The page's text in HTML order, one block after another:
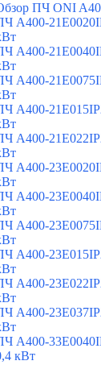
ПЧ ONI
A400-
A400-
A400-
A400-
A400-
A400-
A400-
A400-
A400-
A400-
A400-
A400-
кВт